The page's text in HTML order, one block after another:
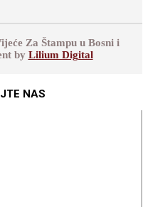
Za Štampu u Bosni i
by Lilium Digital
NAS